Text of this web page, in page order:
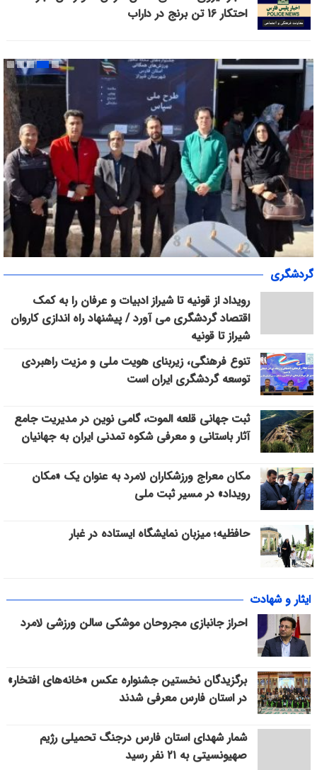
احتکار 16 تن برنج در داراب
«سپاس» در میانرود شیراز طنین‌انداز شد/ هم‌افزایی ورزش، فرهنگ و
خدمات اجتماعی با حضور ۳۰۰ شهروند
گردشگری
رویداد از قونیه تا شیراز ادبیات و عرفان را به کمک
اقتصاد گردشگری می آورد / پیشنهاد راه اندازی کاروان
شیراز تا قونیه
تنوع فرهنگی، زیربنای هویت ملی و مزیت راهبردی
توسعه گردشگری ایران است
ثبت جهانی قلعه الموت، گامی نوین در مدیریت جامع
آثار باستانی و معرفی شکوه تمدنی ایران به جهانیان
مکان معراج ورزشکاران لامرد به عنوان یک «مکان
رویداد» در مسیر ثبت ملی
حافظیه؛ میزبان نمایشگاه ایستاده در غبار
ایثار و شهادت
احراز جانبازی مجروحان موشکی سالن ورزشی لامرد
برگزیدگان نخستین جشنواره عکس «خانه‌های افتخار»
در استان فارس معرفی شدند
شمار شهدای استان فارس درجنگ تحمیلی رژیم
صهیونسیتی به ۲۱ نفر رسید